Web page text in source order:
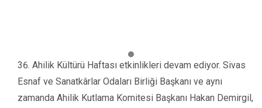
Ahilik Kültürü Haftası etkinlikleri devam ediyor. Sivas
Esnaf ve Sanatkârlar Odaları Birliği Başkanı ve aynı
zamanda Ahilik Kutlama Komitesi Başkanı Hakan Demirgil,